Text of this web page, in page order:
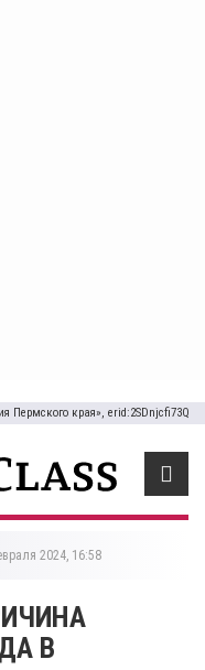
края», erid:2SDnjcfi73Q
2024, 16:58
В